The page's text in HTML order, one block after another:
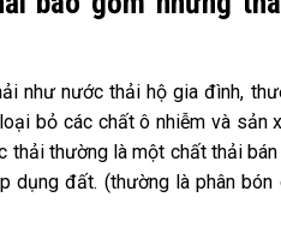
như nước thải hộ gia đình,
bỏ các chất ô nhiễm và sản
thường là một chất thải bán
dụng đất. (thường là phân bón